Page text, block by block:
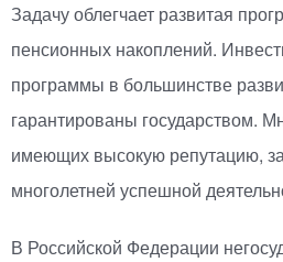
Задачу облегчает развитая
пенсионных накоплений.
программы в большинстве
гарантированы государством.
имеющих высокую репутацию,
многолетней успешной
В Российской Федерации